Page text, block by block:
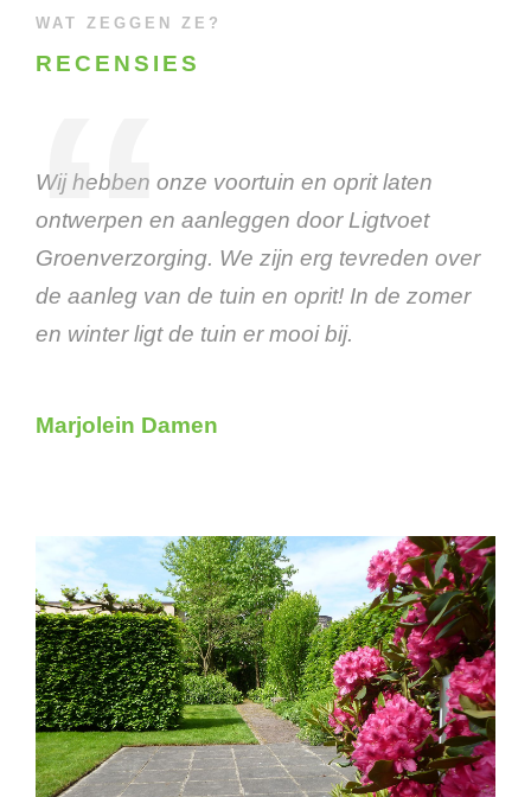
WAT ZEGGEN ZE?
RECENSIES
“
Wij hebben onze voortuin en oprit laten
ontwerpen en aanleggen door Ligtvoet
Groenverzorging. We zijn erg tevreden over
de aanleg van de tuin en oprit! In de zomer
en winter ligt de tuin er mooi bij.
Marjolein Damen